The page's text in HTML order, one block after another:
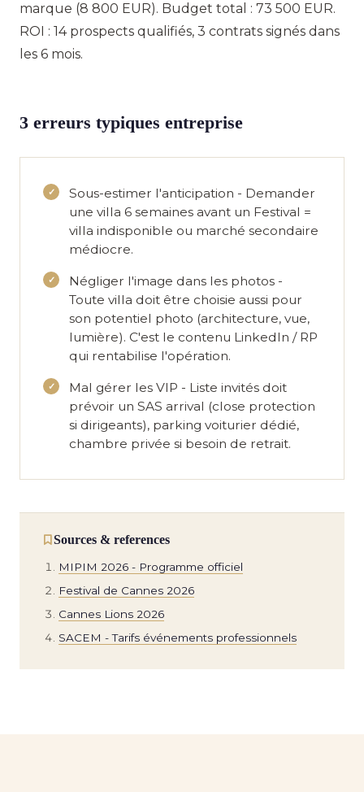
marque (8 800 EUR). Budget total : 73 500 EUR.
ROI : 14 prospects qualifiés, 3 contrats signés dans
les 6 mois.
3 erreurs typiques entreprise
Sous-estimer l'anticipation - Demander
une villa 6 semaines avant un Festival =
villa indisponible ou marché secondaire
médiocre.
Négliger l'image dans les photos -
Toute villa doit être choisie aussi pour
son potentiel photo (architecture, vue,
lumière). C'est le contenu LinkedIn / RP
qui rentabilise l'opération.
Mal gérer les VIP - Liste invités doit
prévoir un SAS arrival (close protection
si dirigeants), parking voiturier dédié,
chambre privée si besoin de retrait.
Sources & references
MIPIM 2026 - Programme officiel
Festival de Cannes 2026
Cannes Lions 2026
SACEM - Tarifs événements professionnels